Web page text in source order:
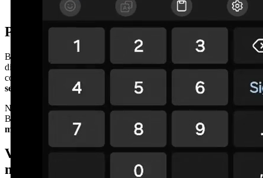
Puertas de entrada a medida en Begur
Begur es una localidad del
diversa que va desde edificios históricos hasta viviendas de nueva
construcción. Una puerta de entrada de calidad es esencial para la
seguridad
aislamiento
de tu hogar.
Nuestro equipo de instaladores profesionales cubre toda la zona de
Begur y alrededores. Realizamos la
medición exacta
y la instalación completa en un solo día.
Ventajas de pedir presupuesto con
nosotros en Begur